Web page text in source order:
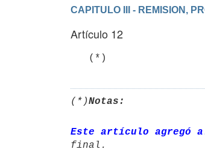
CAPITULO III - REMISION,
Artículo 12
   (*)
(*)Notas:
Este artículo agregó